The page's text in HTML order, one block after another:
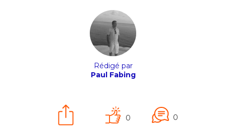
Rédigé par
Paul Fabing
0 0